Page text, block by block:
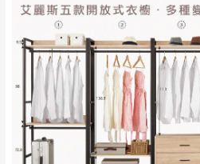
基隆
$ 9,000以
NT$500元
＊A108產品
苗栗
$ 9,000以
運費
$ 9,000以下
NT$500元
＊A108產品
機當天到貨前皆會再
天在家等貨，以節省
由於百貨公司配送較
至百貨公司內部。
發票寄送：
若您選擇三聯式或索取兩聯